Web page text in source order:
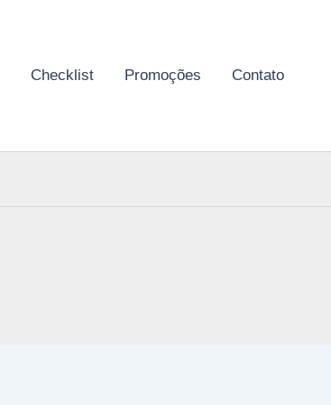
Checklist Promoções Contato